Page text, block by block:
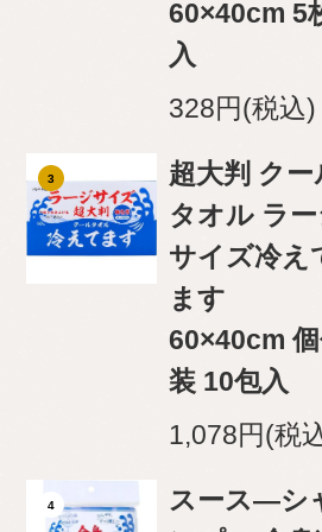
60×40cm 5
入
328円(税込)
3
超大判 クー
タオル ラ
サイズ冷え
ます
60×40cm
装 10包入
1,078円(税
4
スース―シ